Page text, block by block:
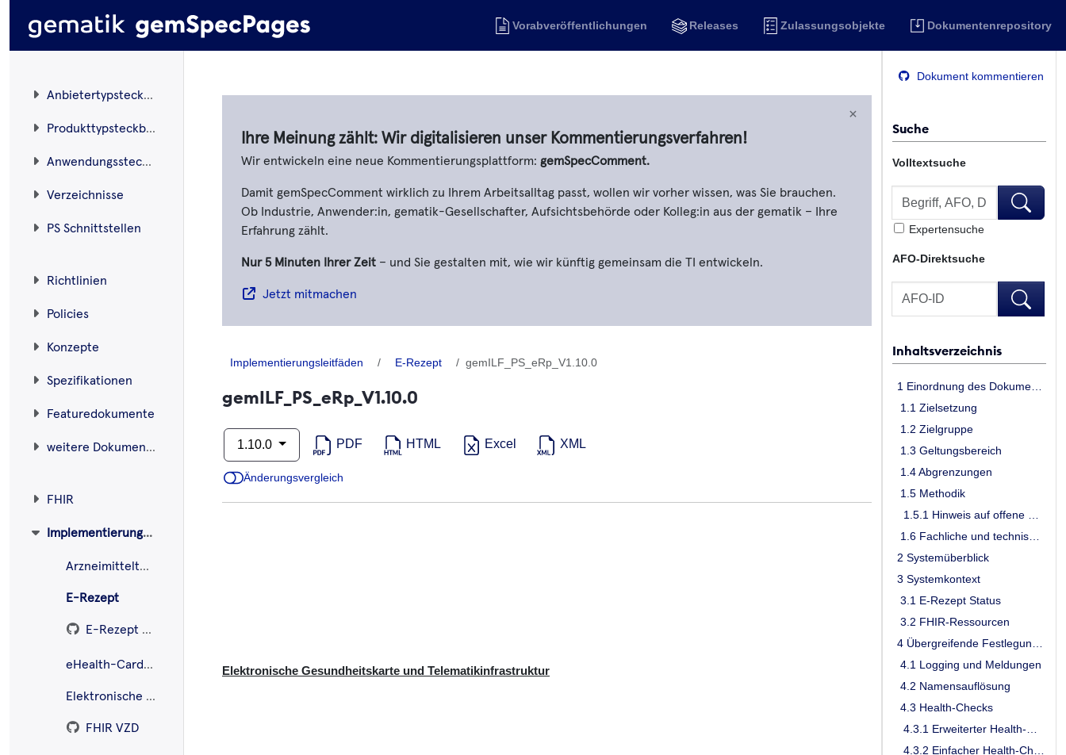
Vorabveröffentlichungen Releases Zulassungsobjekte Dokumentenrepository
Anbietertypsteckbriefe
Produkttypsteckbriefe
Anwendungssteckbriefe
Verzeichnisse
PS Schnittstellen
Richtlinien
Policies
Konzepte
Spezifikationen
Featuredokumente
weitere Dokumente
FHIR
Implementierungsleitfäden
Arzneimitteltherapiesicherheit (AMTS)
E-Rezept
E-Rezept API
eHealth-CardLink
Elektronische Patientenakte (ePA)
FHIR VZD
Dokument kommentieren
Suche
Volltextsuche
Expertensuche
AFO-Direktsuche
AFO-
Inhaltsverzeichnis
1.1 Zielsetzung
1.2 Zielgruppe
1.3 Geltungsbereich
1.4 Abgrenzungen
1.5 Methodik
2 Systemüberblick
3 Systemkontext
3.1 E-Rezept Status
3.2 FHIR-Ressourcen
4.1 Logging und Meldungen
4.2 Namensauflösung
4.3 Health-Checks
×
Ihre Meinung zählt: Wir digitalisieren unser Kommentierungsverfahren!
Wir entwickeln eine neue Kommentierungsplattform: gemSpecComment.
Damit gemSpecComment wirklich zu Ihrem Arbeitsalltag passt, wollen wir vorher wissen, was Sie brauchen.
Ob Industrie, Anwender:in, gematik-Gesellschafter, Aufsichtsbehörde oder Kolleg:in aus der gematik – Ihre
Erfahrung zählt.
Nur 5 Minuten Ihrer Zeit – und Sie gestalten mit, wie wir künftig gemeinsam die TI entwickeln.
Jetzt mitmachen
Implementierungsleitfäden E-Rezept gemILF_PS_eRp_V1.10.0
gemILF_PS_eRp_V1.10.0
1.10.0 PDF HTML Excel XML
Änderungsvergleich
Elektronische Gesundheitskarte und Telematikinfrastruktur